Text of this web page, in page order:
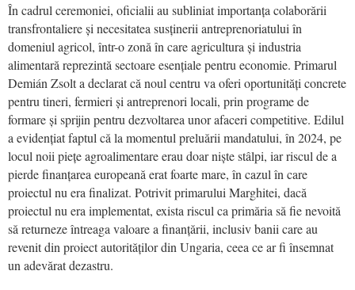
În cadrul ceremoniei, oficialii au subliniat importanța colaborării
transfrontaliere și necesitatea susținerii antreprenoriatului în
domeniul agricol, într-o zonă în care agricultura și industria
alimentară reprezintă sectoare esențiale pentru economie. Primarul
Demián Zsolt a declarat că noul centru va oferi oportunități concrete
pentru tineri, fermieri și antreprenori locali, prin programe de
formare și sprijin pentru dezvoltarea unor afaceri competitive. Edilul
a evidențiat faptul că la momentul preluării mandatului, în 2024, pe
locul noii piețe agroalimentare erau doar niște stâlpi, iar riscul de a
pierde finanțarea europeană erat foarte mare, în cazul în care
proiectul nu era finalizat. Potrivit primarului Marghitei, dacă
proiectul nu era implementat, exista riscul ca primăria să fie nevoită
să returneze întreaga valoare a finanțării, inclusiv banii care au
revenit din proiect autorităților din Ungaria, ceea ce ar fi însemnat
un adevărat dezastru.